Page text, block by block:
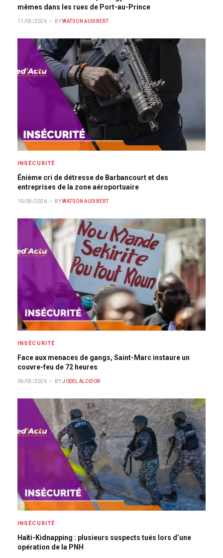
mêmes dans les rues de Port-au-Prince
11/05/2026 BY WATSON AUDIBERT
INSÉCURITÉ
Énième cri de détresse de Barbancourt et des
entreprises de la zone aéroportuaire
10/05/2026 BY WATSON AUDIBERT
INSÉCURITÉ
Face aux menaces de gangs, Saint-Marc instaure un
couvre-feu de 72 heures
06/05/2026 BY JODEL ALCIDOR
INSÉCURITÉ
Haïti-Kidnapping : plusieurs suspects tués lors d’une
opération de la PNH